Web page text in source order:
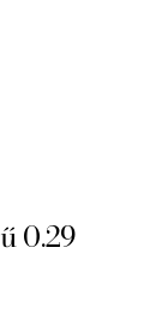
0.29